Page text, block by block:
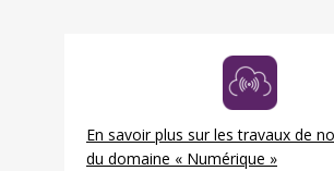
En savoir plus sur les travaux de
du domaine « Numérique »